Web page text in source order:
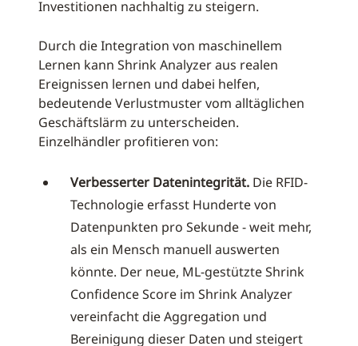
Investitionen nachhaltig zu steigern.
Durch die Integration von maschinellem
Lernen kann Shrink Analyzer aus realen
Ereignissen lernen und dabei helfen,
bedeutende Verlustmuster vom alltäglichen
Geschäftslärm zu unterscheiden.
Einzelhändler profitieren von:
Verbesserter Datenintegrität. Die RFID-
Technologie erfasst Hunderte von
Datenpunkten pro Sekunde - weit mehr,
als ein Mensch manuell auswerten
könnte. Der neue, ML-gestützte Shrink
Confidence Score im Shrink Analyzer
vereinfacht die Aggregation und
Bereinigung dieser Daten und steigert